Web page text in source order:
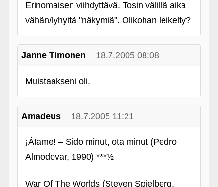
Erinomaisen viihdyttävä. Tosin välillä aika
vähän/lyhyitä "näkymiä". Olikohan leikelty?
Janne Timonen 18.7.2005 08:08
Muistaakseni oli.
Amadeus 18.7.2005 11:21
¡Átame! – Sido minut, ota minut (Pedro
Almodovar, 1990) ***½
War Of The Worlds (Steven Spielberg,